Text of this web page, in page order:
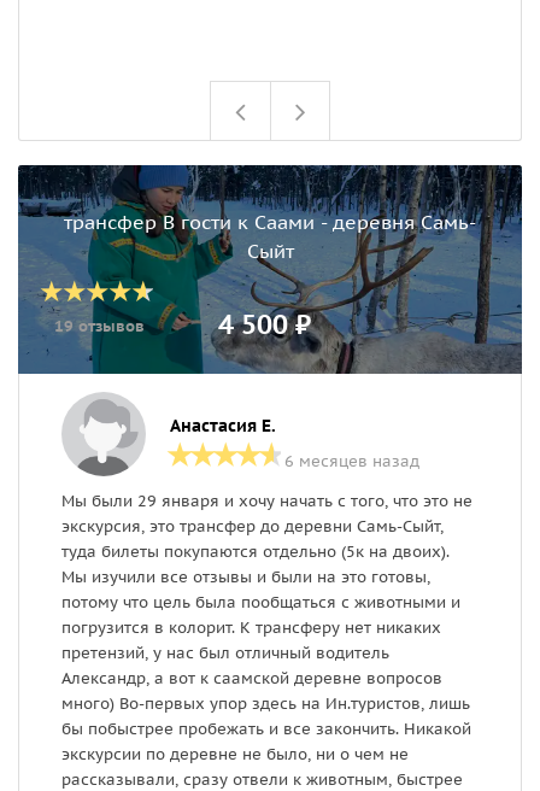
трансфер В гости к Саами - деревня Самь-
Сыйт
19 отзывов 4 500 ₽
Анастасия Е.
6 месяцев назад
Мы были 29 января и хочу начать с того, что это не
экскурсия, это трансфер до деревни Самь-Сыйт,
туда билеты покупаются отдельно (5к на двоих).
Мы изучили все отзывы и были на это готовы,
потому что цель была пообщаться с животными и
погрузится в колорит. К трансферу нет никаких
претензий, у нас был отличный водитель
Александр, а вот к саамской деревне вопросов
много) Во-первых упор здесь на Ин.туристов, лишь
бы побыстрее пробежать и все закончить. Никакой
экскурсии по деревне не было, ни о чем не
рассказывали, сразу отвели к животным, быстрее